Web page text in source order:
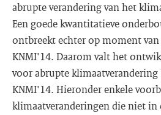
abrupte verandering van het
Een goede kwantitatieve
ontbreekt echter op moment
KNMI'14. Daarom valt het
voor abrupte klimaatverandering
KNMI'14. Hieronder enkele
klimaatveranderingen die niet in